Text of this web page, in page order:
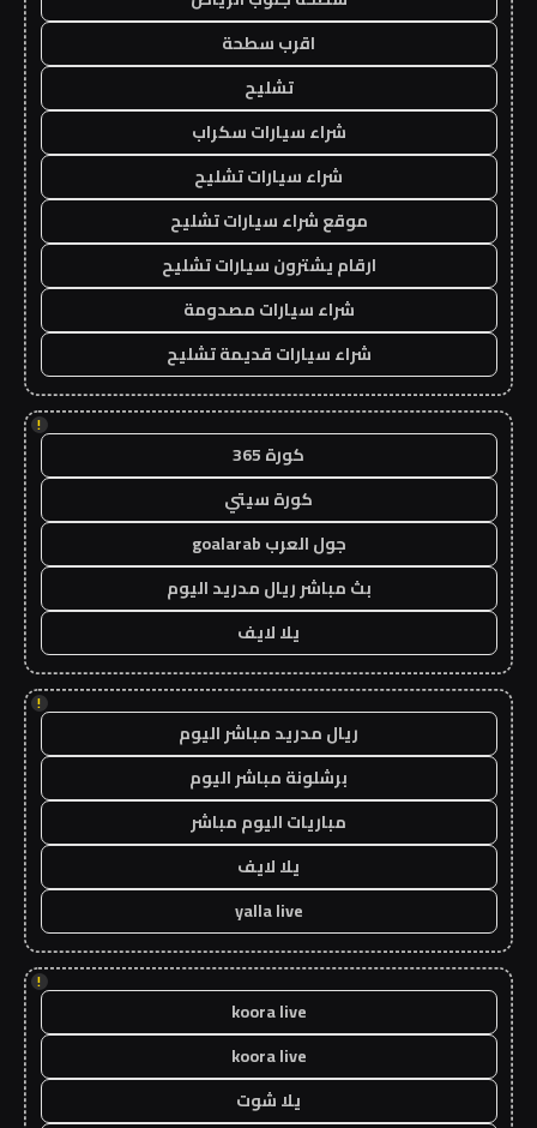
اقرب سطحة
تشليح
شراء سيارات سكراب
شراء سيارات تشليح
موقع شراء سيارات تشليح
ارقام يشترون سيارات تشليح
شراء سيارات مصدومة
شراء سيارات قديمة تشليح
!
كورة 365
كورة سيتي
جول العرب goalarab
بث مباشر ريال مدريد اليوم
يلا لايف
!
ريال مدريد مباشر اليوم
برشلونة مباشر اليوم
مباريات اليوم مباشر
يلا لايف
yalla live
!
koora live
koora live
يلا شوت